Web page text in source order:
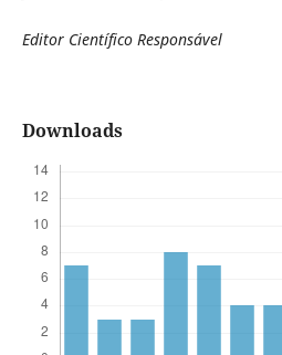
Editor Científico Responsável
Downloads